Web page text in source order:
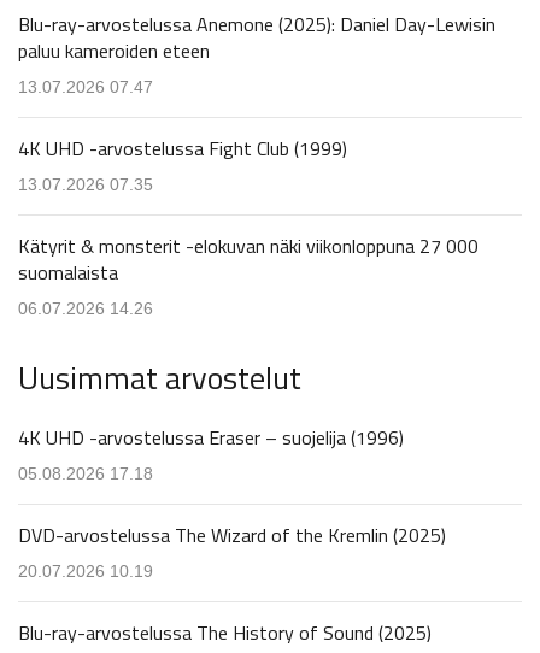
Blu-ray-arvostelussa Anemone (2025): Daniel Day-Lewisin
paluu kameroiden eteen
13.07.2026 07.47
4K UHD -arvostelussa Fight Club (1999)
13.07.2026 07.35
Kätyrit & monsterit -elokuvan näki viikonloppuna 27 000
suomalaista
06.07.2026 14.26
Uusimmat arvostelut
4K UHD -arvostelussa Eraser – suojelija (1996)
05.08.2026 17.18
DVD-arvostelussa The Wizard of the Kremlin (2025)
20.07.2026 10.19
Blu-ray-arvostelussa The History of Sound (2025)